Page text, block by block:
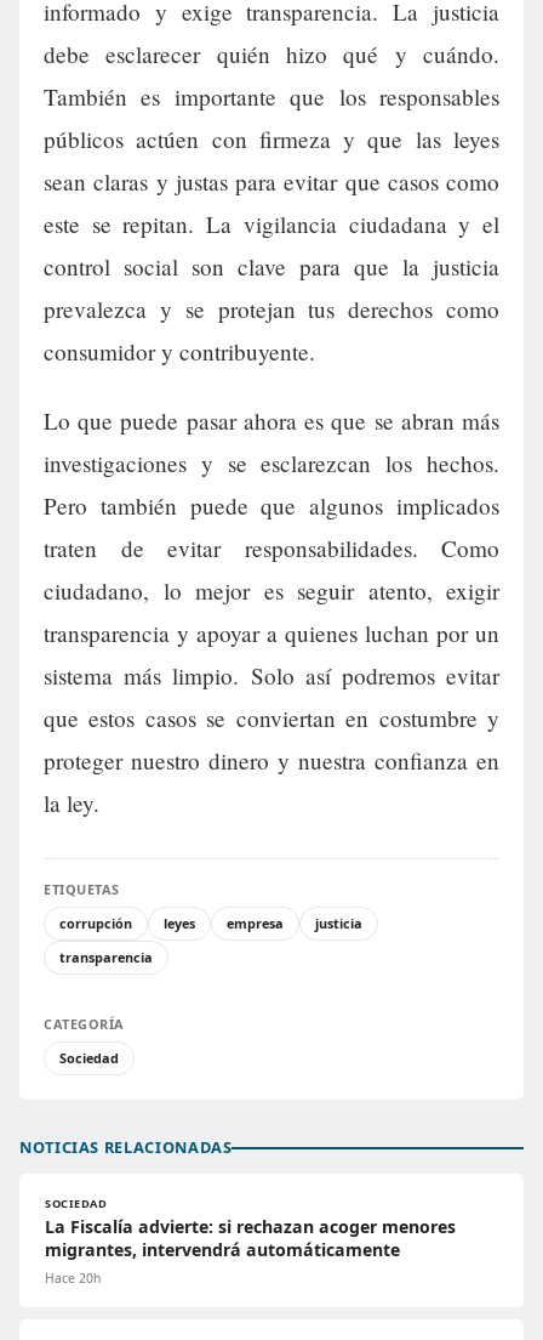
informado y exige transparencia. La justicia
debe esclarecer quién hizo qué y cuándo.
También es importante que los responsables
públicos actúen con firmeza y que las leyes
sean claras y justas para evitar que casos como
este se repitan. La vigilancia ciudadana y el
control social son clave para que la justicia
prevalezca y se protejan tus derechos como
consumidor y contribuyente.
Lo que puede pasar ahora es que se abran más
investigaciones y se esclarezcan los hechos.
Pero también puede que algunos implicados
traten de evitar responsabilidades. Como
ciudadano, lo mejor es seguir atento, exigir
transparencia y apoyar a quienes luchan por un
sistema más limpio. Solo así podremos evitar
que estos casos se conviertan en costumbre y
proteger nuestro dinero y nuestra confianza en
la ley.
ETIQUETAS
corrupción
leyes empresa
justicia
transparencia
CATEGORÍA
Sociedad
NOTICIAS RELACIONADAS
SOCIEDAD
La Fiscalía advierte: si rechazan acoger menores
migrantes, intervendrá automáticamente
Hace 20h